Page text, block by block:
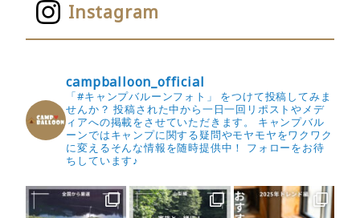
Instagram
campballoon_official
「#キャンプバルーンフォト」 をつけて投稿してみま
せんか？ 投稿された中から一日一回リポストやメデ
ィアへの掲載をさせていただきます。
キャンプバル
ーンではキャンプに関する疑問やモヤモヤをワクワク
に変えるそんな情報を随時提供中！
フォローをお待
ちしています♪